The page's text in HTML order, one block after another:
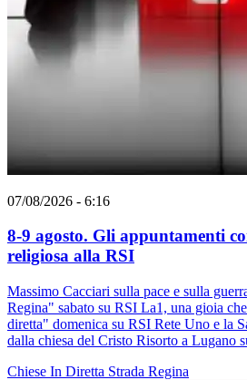
07/08/2026 - 6:16
8-9 agosto. Gli appuntamenti
religiosa alla RSI
Massimo Cacciari sulla pace e sulla
Regina" sabato su RSI La1, una gioia
diretta" domenica su RSI Rete Uno e la
dalla chiesa del Cristo Risorto a Lugano
Chiese In Diretta Strada Regina